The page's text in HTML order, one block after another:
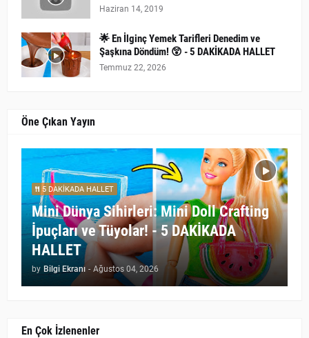
Haziran 14, 2019
🌟 En İlginç Yemek Tarifleri Denedim ve
Şaşkına Döndüm! 😲 - 5 DAKİKADA HALLET
Temmuz 22, 2026
Öne Çıkan Yayın
5 DAKİKADA HALLET
Mini Dünya Sihirleri: Mini Doll Crafting
İpuçları ve Tüyolar! - 5 DAKİKADA
HALLET
by Bilgi Ekranı - Ağustos 04, 2026
En Çok İzlenenler